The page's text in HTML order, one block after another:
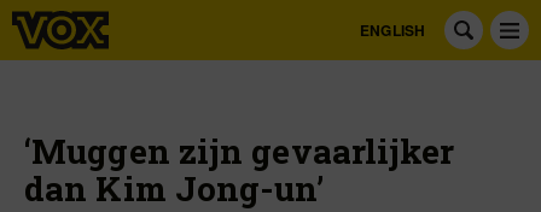
ENGLISH
‘Muggen zijn gevaarlijker
dan Kim Jong-un’